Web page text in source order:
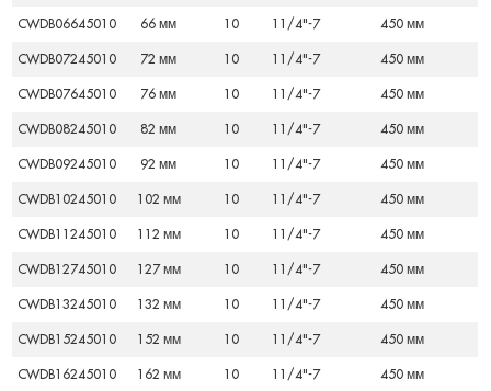
CWDB06645010 66 мм 10 11/4"-7 450 мм
CWDB07245010 72 мм 10 11/4"-7 450 мм
CWDB07645010 76 мм 10 11/4"-7 450 мм
CWDB08245010 82 мм 10 11/4"-7 450 мм
CWDB09245010 92 мм 10 11/4"-7 450 мм
CWDB10245010 102 мм 10 11/4"-7 450 мм
CWDB11245010 112 мм 10 11/4"-7 450 мм
CWDB12745010 127 мм 10 11/4"-7 450 мм
CWDB13245010 132 мм 10 11/4"-7 450 мм
CWDB15245010 152 мм 10 11/4"-7 450 мм
CWDB16245010 162 мм 10 11/4"-7 450 мм